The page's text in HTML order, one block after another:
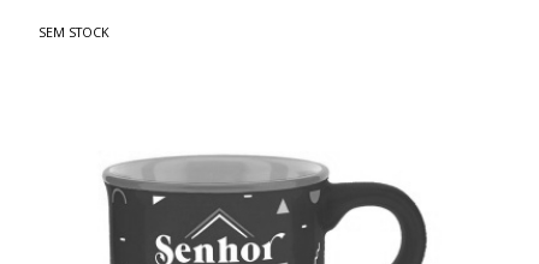
SEM STOCK